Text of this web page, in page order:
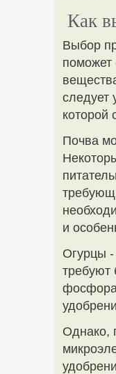
Как
Выбор
поможет
следует
которой
Почва
и
Огурцы -
требуют
Однако,